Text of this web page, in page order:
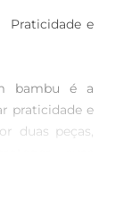
Praticidade e
bambu é a
praticidade e
duas peças,
que